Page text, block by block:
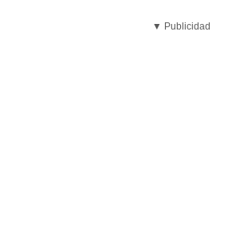
▼ Publicidad